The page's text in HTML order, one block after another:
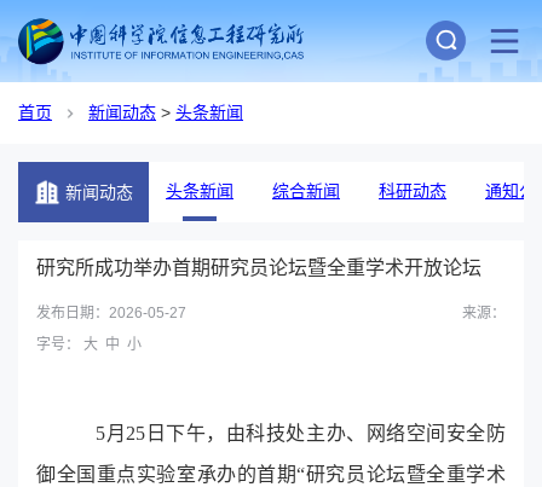
首页 新闻动态 > 头条新闻
新闻动态 头条新闻 综合新闻 科研动态 通知公
研究所成功举办首期研究员论坛暨全重学术开放论坛
发布日期：2026-05-27
来源：
字号：
大 中 小
5月 25 日下午，由科技处主办、网络空间安全防
御全国重点实验室承办的首期“研究员论坛暨全重学术